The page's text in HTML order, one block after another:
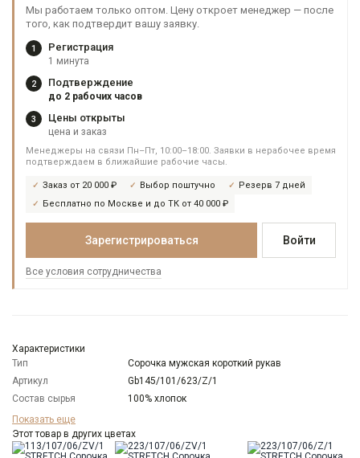
Мы работаем только оптом. Цену откроет менеджер — после
того, как подтвердит вашу заявку.
1 Регистрация
1 минута
2 Подтверждение
до 2 рабочих часов
3 Цены открыты
цена и заказ
Менеджеры на связи Пн–Пт, 10:00–18:00. Заявки в нерабочее время
подтверждаем в ближайшие рабочие часы.
Заказ от 20 000 ₽ Выбор поштучно
Резерв 7 дней
Бесплатно по Москве и до ТК от 40 000 ₽
Зарегистрироваться Войти
Все условия сотрудничества
Характеристики
Тип
Сорочка мужская короткий рукав
Артикул
Gb145/101/623/Z/1
Состав сырья
100% хлопок
Бренд
Модель
Зауженная
Цвет
Бежевый
Показать еще
Этот товар в других цветах